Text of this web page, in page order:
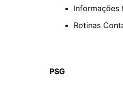
Informações
Rotinas
PSG